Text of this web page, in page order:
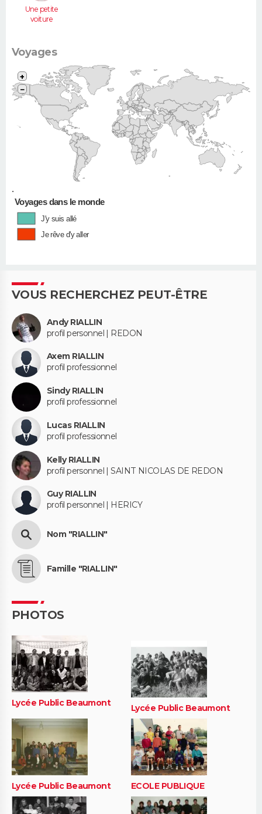
Une petite
voiture
Voyages
•
+
−
Voyages dans le monde
J'y suis allé
Je rêve d'y aller
VOUS RECHERCHEZ PEUT-ÊTRE
Andy RIALLIN
profil personnel | REDON
Axem RIALLIN
profil professionnel
Sindy RIALLIN
profil professionnel
Lucas RIALLIN
profil professionnel
Kelly RIALLIN
profil personnel | SAINT NICOLAS DE REDON
Guy RIALLIN
profil personnel | HERICY
Nom "RIALLIN"
Famille "RIALLIN"
PHOTOS
Lycée Public Beaumont Lycée Public Beaumont
Lycée Public Beaumont ECOLE PUBLIQUE